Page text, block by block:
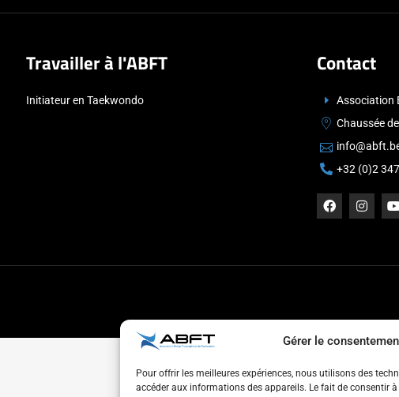
Gérer le
Pour offrir les meilleures expériences, nous utilisons des
accéder aux informations des appareils. Le fait de consentir
Travailler à l'ABFT
Initiateur en Taekwondo
Contact
Association
Chaussée
+32 (0)2